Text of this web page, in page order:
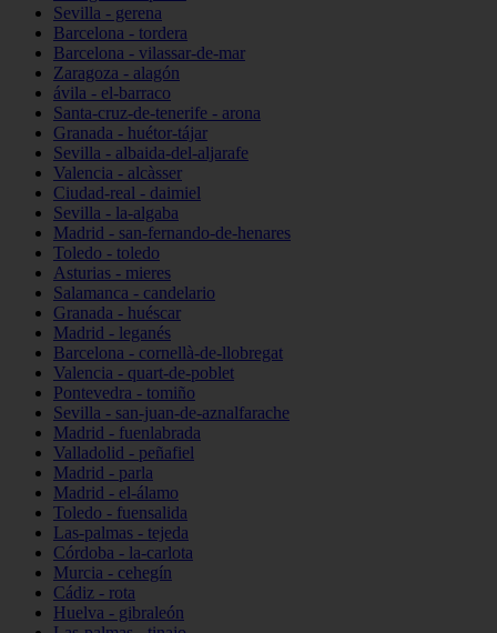
Sevilla - gerena
Barcelona - tordera
Barcelona - vilassar-de-mar
Zaragoza - alagón
ávila - el-barraco
Santa-cruz-de-tenerife - arona
Granada - huétor-tájar
Sevilla - albaida-del-aljarafe
Valencia - alcàsser
Ciudad-real - daimiel
Sevilla - la-algaba
Madrid - san-fernando-de-henares
Toledo - toledo
Asturias - mieres
Salamanca - candelario
Granada - huéscar
Madrid - leganés
Barcelona - cornellà-de-llobregat
Valencia - quart-de-poblet
Pontevedra - tomiño
Sevilla - san-juan-de-aznalfarache
Madrid - fuenlabrada
Valladolid - peñafiel
Madrid - parla
Madrid - el-álamo
Toledo - fuensalida
Las-palmas - tejeda
Córdoba - la-carlota
Murcia - cehegín
Cádiz - rota
Huelva - gibraleón